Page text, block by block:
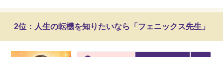
2位：人生の転機を知りたいなら「フェニックス先生」